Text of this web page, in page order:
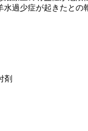
過少症が起きたと
剤